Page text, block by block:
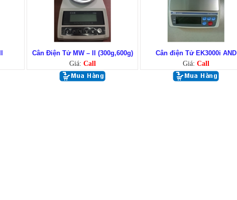
Cân Điện Tử MW – II (300g,600g)
Giá: Call
Cân điện Tử EK3000i AND
Giá: Call